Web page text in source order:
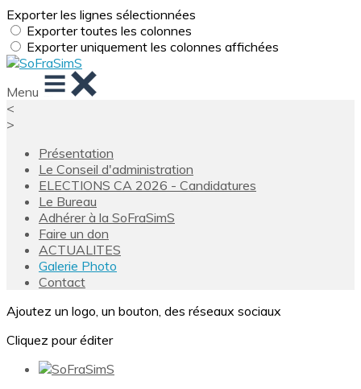
Exporter les lignes sélectionnées
Exporter toutes les colonnes
Exporter uniquement les colonnes affichées
Menu
<
>
Présentation
Le Conseil d'administration
ELECTIONS CA 2026 - Candidatures
Le Bureau
Adhérer à la SoFraSimS
Faire un don
ACTUALITES
Galerie Photo
Contact
Ajoutez un logo, un bouton, des réseaux sociaux
Cliquez pour éditer